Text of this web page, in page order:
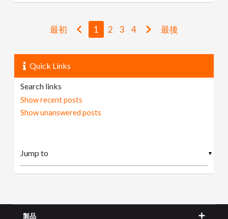
最初 1 2 3 4 最後
Quick Links
Search links
Show recent posts
Show unanswered posts
▼
製品